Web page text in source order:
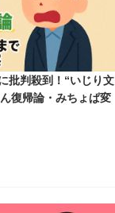
批判殺到！“いじり文
復帰論・みちょぱ変